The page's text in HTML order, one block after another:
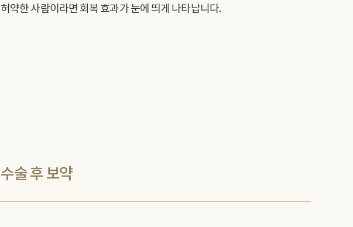
허약한 사람이라면 회복 효과가 눈에 띄게 나타납니다.
수술 후 보약